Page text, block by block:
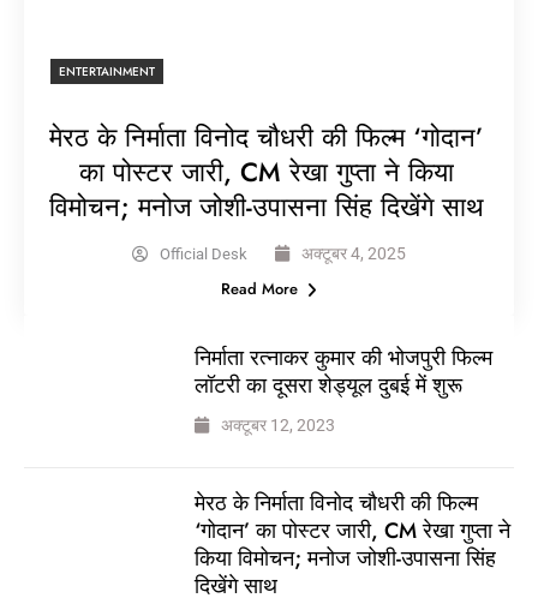
ENTERTAINMENT
मेरठ के निर्माता विनोद चौधरी की फिल्म ‘गोदान’
का पोस्टर जारी, CM रेखा गुप्ता ने किया
विमोचन; मनोज जोशी-उपासना सिंह दिखेंगे साथ
Official Desk अक्टूबर 4, 2025
Read More
निर्माता रत्नाकर कुमार की भोजपुरी फिल्म
लॉटरी का दूसरा शेड्यूल दुबई में शुरू
अक्टूबर 12, 2023
मेरठ के निर्माता विनोद चौधरी की फिल्म
‘गोदान’ का पोस्टर जारी, CM रेखा गुप्ता ने
किया विमोचन; मनोज जोशी-उपासना सिंह
दिखेंगे साथ